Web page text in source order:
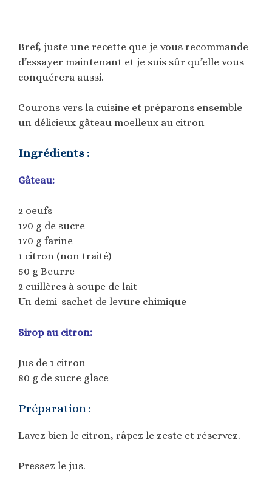
Bref, juste une recette que je vous recommande
d’essayer maintenant et je suis sûr qu’elle vous
conquérera aussi.
Courons vers la cuisine et préparons ensemble
un délicieux gâteau moelleux au citron
Ingrédients :
Gâteau:
2 oeufs
120 g de sucre
170 g farine
1 citron (non traité)
50 g Beurre
2 cuillères à soupe de lait
Un demi-sachet de levure chimique
Sirop au citron:
Jus de 1 citron
80 g de sucre glace
Préparation :
Lavez bien le citron, râpez le zeste et réservez.
Pressez le jus.